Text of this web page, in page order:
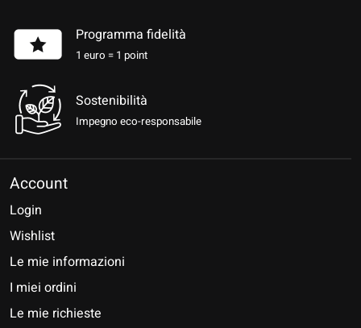
Programma fidelità
1 euro = 1 point
Sostenibilità
Impegno eco-responsabile
Account
Login
Wishlist
Le mie informazioni
I miei ordini
Le mie richieste